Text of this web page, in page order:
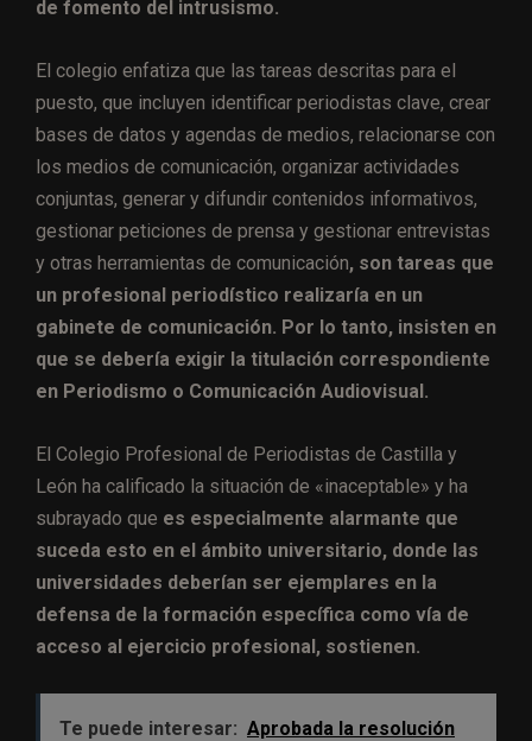
de fomento del intrusismo.
El colegio enfatiza que las tareas descritas para el
puesto, que incluyen identificar periodistas clave, crear
bases de datos y agendas de medios, relacionarse con
los medios de comunicación, organizar actividades
conjuntas, generar y difundir contenidos informativos,
gestionar peticiones de prensa y gestionar entrevistas
y otras herramientas de comunicación, son tareas que
un profesional periodístico realizaría en un
gabinete de comunicación. Por lo tanto, insisten en
que se debería exigir la titulación correspondiente
en Periodismo o Comunicación Audiovisual.
El Colegio Profesional de Periodistas de Castilla y
León ha calificado la situación de «inaceptable» y ha
subrayado que es especialmente alarmante que
suceda esto en el ámbito universitario, donde las
universidades deberían ser ejemplares en la
defensa de la formación específica como vía de
acceso al ejercicio profesional, sostienen.
Te puede interesar: Aprobada la resolución